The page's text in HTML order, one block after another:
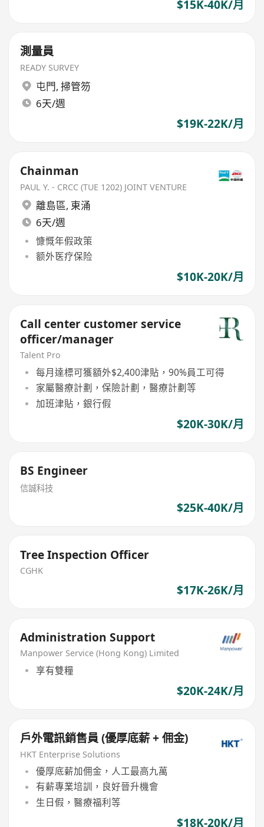
$15K-40K/月
測量員
READY SURVEY
屯門, 掃管笏
6天/週
$19K-22K/月
Chainman
PAUL Y. - CRCC (TUE 1202) JOINT VENTURE
離島區, 東涌
6天/週
慷慨年假政策
额外医疗保险
$10K-20K/月
Call center customer service
officer/manager
Talent Pro
每月達標可獲額外$2,400津貼，90%員工可得
家屬醫療計劃，保險計劃，醫療計劃等
加班津貼，銀行假
$20K-30K/月
BS Engineer
信誠科技
$25K-40K/月
Tree Inspection Officer
CGHK
$17K-26K/月
Administration Support
Manpower Service (Hong Kong) Limited
享有雙糧
$20K-24K/月
戶外電訊銷售員 (優厚底薪 + 佣金)
HKT Enterprise Solutions
優厚底薪加佣金，人工最高九萬
有薪專業培訓，良好晉升機會
生日假，醫療福利等
$18K-20K/月